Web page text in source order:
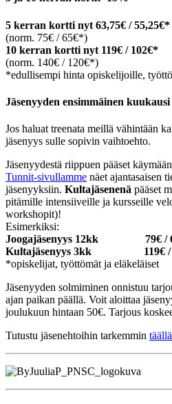
5 kerran kortti nyt 63,75€ / 55,25€*
(norm. 75€ / 65€*)
10 kerran kortti nyt 119€ / 102€*
(norm. 140€ / 120€*)
*edullisempi hinta opiskelijoille,
Jäsenyyden ensimmäinen kuukausi
Jos haluat treenata meillä vähintään
jäsenyys sulle sopivin vaihtoehto.
Jäsenyydestä riippuen pääset
Tunnit-sivullamme näet ajantasaisen
jäsenyyksiin. Kultajäsenenä pääset
pitämille intensiiveille ja kursseille
workshopit)!
Esimerkiksi:
Joogajäsenyys 12kk 79€ /
Kultajäsenyys 3kk 119€ /
*opiskelijat, työttömät ja eläkeläiset
Jäsenyyden solmiminen onnistuu
ajan paikan päällä. Voit aloittaa
joulukuun hintaan 50€. Tarjous
Tutustu jäsenehtoihin tarkemmin